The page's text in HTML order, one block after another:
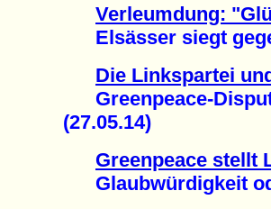
Verleumdung:
Elsässer siegt
Die Linkspartei
Greenpeace-
(27.05.14)
Greenpeace stellt
Glaubwürdigkeit